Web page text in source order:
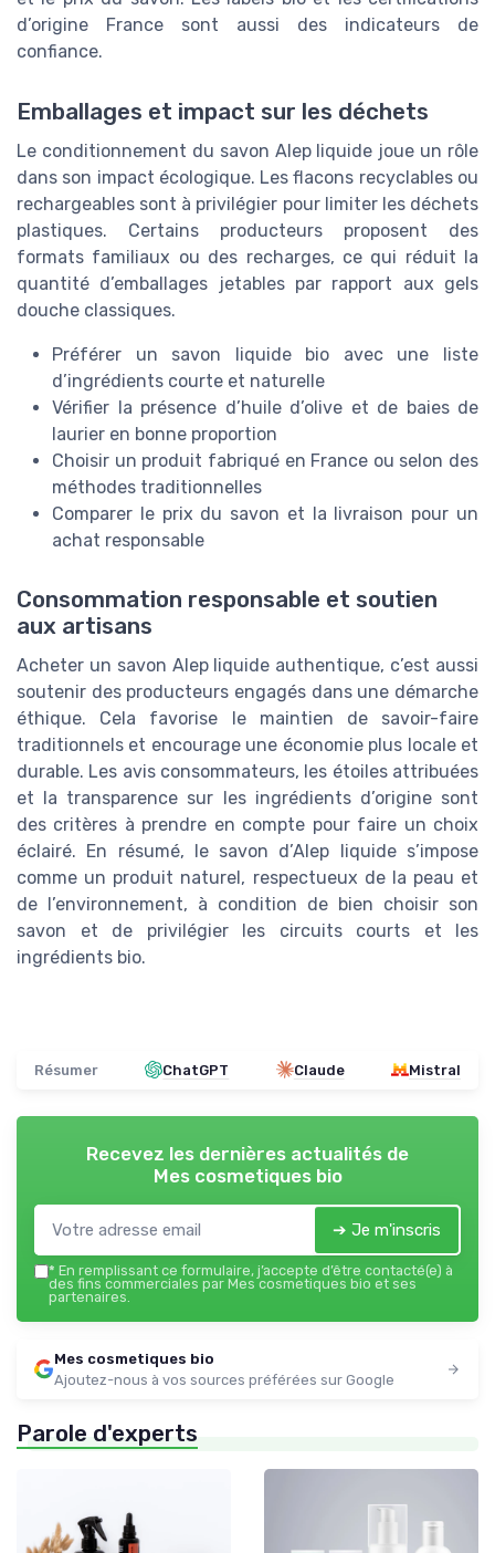
d’origine France sont aussi des indicateurs de
confiance.
Emballages et impact sur les déchets
Le conditionnement du savon Alep liquide joue un rôle
dans son impact écologique. Les flacons recyclables ou
rechargeables sont à privilégier pour limiter les déchets
plastiques. Certains producteurs proposent des
formats familiaux ou des recharges, ce qui réduit la
quantité d’emballages jetables par rapport aux gels
douche classiques.
Préférer un savon liquide bio avec une liste
d’ingrédients courte et naturelle
Vérifier la présence d’huile d’olive et de baies de
laurier en bonne proportion
Choisir un produit fabriqué en France ou selon des
méthodes traditionnelles
Comparer le prix du savon et la livraison pour un
achat responsable
Consommation responsable et soutien
aux artisans
Acheter un savon Alep liquide authentique, c’est aussi
soutenir des producteurs engagés dans une démarche
éthique. Cela favorise le maintien de savoir-faire
traditionnels et encourage une économie plus locale et
durable. Les avis consommateurs, les étoiles attribuées
et la transparence sur les ingrédients d’origine sont
des critères à prendre en compte pour faire un choix
éclairé. En résumé, le savon d’Alep liquide s’impose
comme un produit naturel, respectueux de la peau et
de l’environnement, à condition de bien choisir son
savon et de privilégier les circuits courts et les
ingrédients bio.
Résumer ChatGPT Claude Mistral
Recevez les dernières actualités de
Mes cosmetiques bio
➔ Je m'inscris
* En remplissant ce formulaire, j’accepte d’être contacté(e) à
des fins commerciales par Mes cosmetiques bio et ses
partenaires.
Mes cosmetiques bio
Ajoutez-nous à vos sources préférées sur Google
Parole d'experts